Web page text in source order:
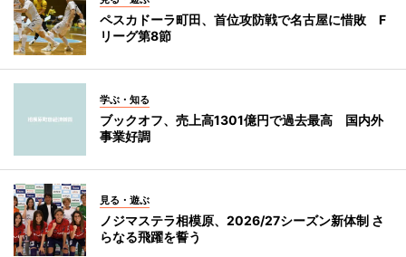
ペスカドーラ町田、首位攻防戦で名古屋に惜敗 F
リーグ第8節
学ぶ・知る
ブックオフ、売上高1301億円で過去最高 国内外
事業好調
見る・遊ぶ
ノジマステラ相模原、2026/27シーズン新体制 さ
らなる飛躍を誓う